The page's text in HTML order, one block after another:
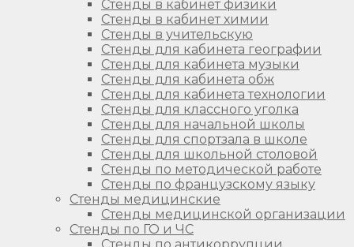
Стенды в кабинет физики
Стенды в кабинет химии
Стенды в учительскую
Стенды для кабинета географии
Стенды для кабинета музыки
Стенды для кабинета обж
Стенды для кабинета технологии
Стенды для классного уголка
Стенды для начальной школы
Стенды для спортзала в школе
Стенды для школьной столовой
Стенды по методической работе
Стенды по французскому языку
Стенды медицинские
Стенды медицинской организации
Стенды по ГО и ЧС